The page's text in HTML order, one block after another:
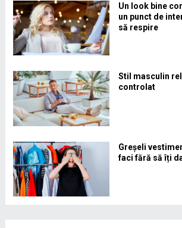
Un look bine
un punct de
să respire
Stil masculin
controlat
Greșeli
faci fără să îți